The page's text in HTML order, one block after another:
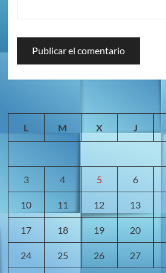
L M X J
3 4 5 6
10 11 12 13
17 18 19 20
24 25 26 27